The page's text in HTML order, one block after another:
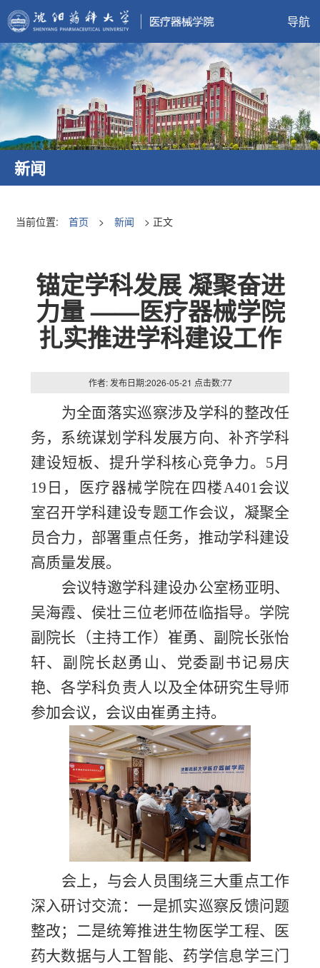
导航
新闻
当前位置: 首页 > 新闻 > 正文
锚定学科发展 凝聚奋进
力量 ——医疗器械学院
扎实推进学科建设工作
作者: 发布日期:2026-05-21 点击数:77
为全面落实巡察涉及学科的整改任
务，系统谋划学科发展方向、补齐学科
建设短板、提升学科核心竞争力。 5月
19 日，医疗器械学院在四楼A401会议
室召开学科建设专题工作会议，凝聚全
员合力，部署重点任务，推动学科建设
高质量发展。
会议特邀学科建设办公室杨亚明、
吴海霞、侯壮三位老师莅临指导。学院
副院长（主持工作）崔勇、副院长张怡
轩、副院长赵勇山、党委副书记易庆
艳、各学科负责人以及全体研究生导师
参加会议，会议由崔勇主持。
会上，与会人员围绕三大重点工作
深入研讨交流：一是抓实巡察反馈问题
整改；二是统筹推进生物医学工程、医
药大数据与人工智能、药学信息学三门